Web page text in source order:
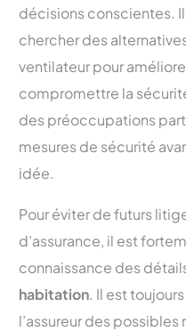
décisions conscientes.
chercher des
ventilateur pour
compromettre la
des préoccupations
mesures de sécurité
idée.
Pour éviter de futurs
d’assurance, il est
connaissance des
habitation. Il est
l’assureur des